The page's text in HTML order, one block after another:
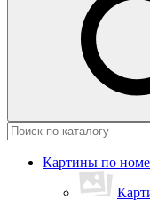
Картины по